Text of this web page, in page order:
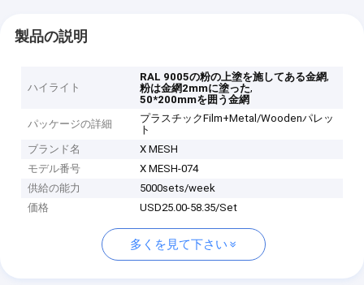
製品の説明
ハイライト
RAL 9005の粉の上塗を施してある金網,
粉は金網2mmに塗った,
50*200mmを囲う金網
パッケージの詳細
プラスチックFilm+Metal/Woodenパレッ
ト
ブランド名
X MESH
モデル番号
X MESH-074
供給の能力
5000sets/week
価格
USD25.00-58.35/Set
多くを見て下さい